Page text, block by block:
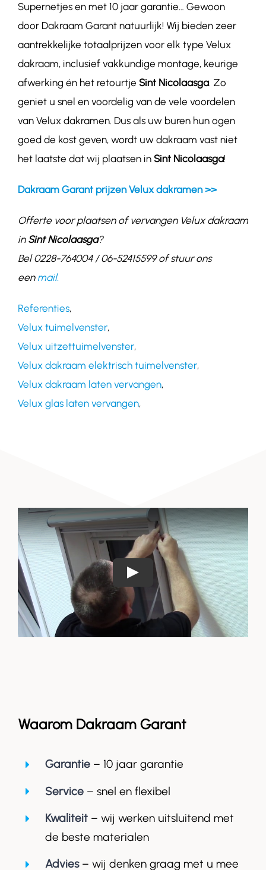
Supernetjes en met 10 jaar garantie… Gewoon
door Dakraam Garant natuurlijk! Wij bieden zeer
aantrekkelijke totaalprijzen voor elk type Velux
dakraam, inclusief vakkundige montage, keurige
afwerking én het retourtje Sint Nicolaasga. Zo
geniet u snel en voordelig van de vele voordelen
van Velux dakramen. Dus als uw buren hun ogen
goed de kost geven, wordt uw dakraam vast niet
het laatste dat wij plaatsen in Sint Nicolaasga!
Dakraam Garant prijzen Velux dakramen >>
Offerte voor plaatsen of vervangen Velux dakraam
in Sint Nicolaasga?
Bel 0228-764004 / 06-52415599 of stuur ons
een mail.
Referenties,
Velux tuimelvenster,
Velux uitzettuimelvenster,
Velux dakraam elektrisch tuimelvenster,
Velux dakraam laten vervangen,
Velux glas laten vervangen,
Waarom Dakraam Garant
Garantie– 10 jaar garantie
Service – snel en flexibel
Kwaliteit– wij werken uitsluitend met
de beste materialen
Advies– wij denken graag met u mee